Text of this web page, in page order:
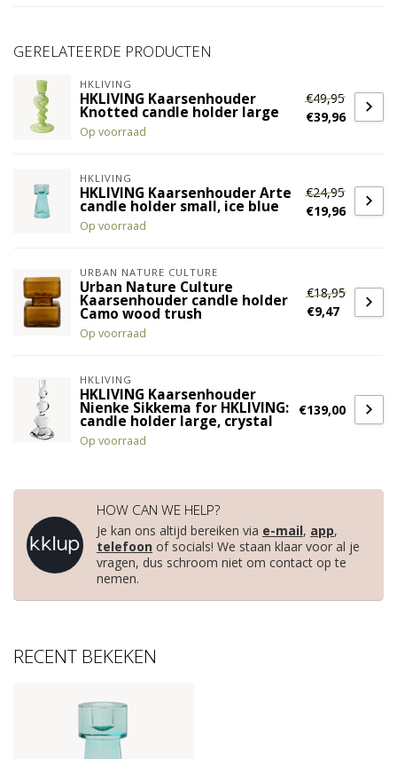
GERELATEERDE PRODUCTEN
HKLIVING
HKLIVING Kaarsenhouder
Knotted candle holder large
Op voorraad
€49,95
€39,96
HKLIVING
HKLIVING Kaarsenhouder Arte
candle holder small, ice blue
Op voorraad
€24,95
€19,96
URBAN NATURE CULTURE
Urban Nature Culture
Kaarsenhouder candle holder
Camo wood trush
Op voorraad
€18,95
€9,47
HKLIVING
HKLIVING Kaarsenhouder
Nienke Sikkema for HKLIVING:
candle holder large, crystal
Op voorraad
€139,00
HOW CAN WE HELP?
Je kan ons altijd bereiken via e-mail, app,
telefoon of socials! We staan klaar voor al je
vragen, dus schroom niet om contact op te
nemen.
RECENT BEKEKEN